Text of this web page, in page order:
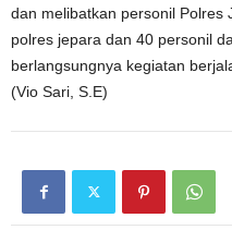
dan melibatkan personil Polres
polres jepara dan 40 personil
berlangsungnya kegiatan
(Vio Sari, S.E)